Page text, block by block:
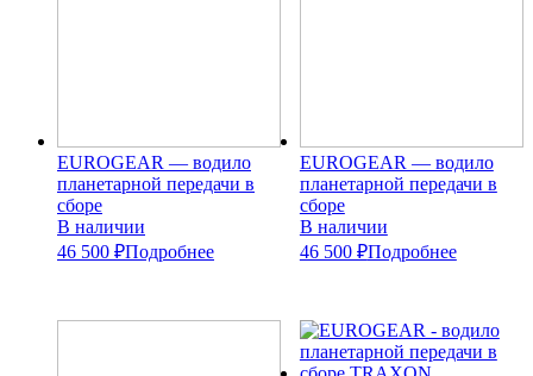
EUROGEAR — водило
планетарной передачи в
сборе
В наличии
46 500 ₽Подробнее
EUROGEAR — водило
планетарной передачи в
сборе
В наличии
46 500 ₽Подробнее